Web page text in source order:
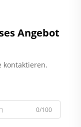
Angebot
kontaktieren.
0/100